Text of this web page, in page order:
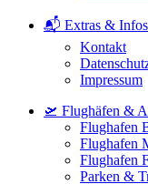
📬 Extras & Infos
Kontakt
Impressum
🛫 Flughäfen &
Flughafen
Flughafen
Flughafen
Parken &